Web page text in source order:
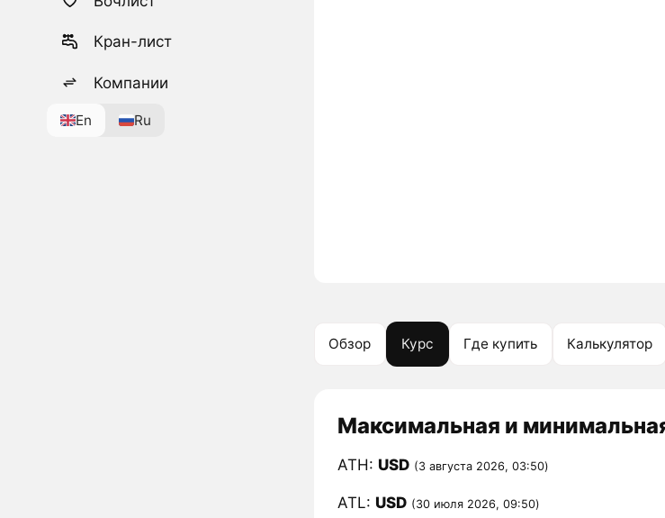
Кран-лист
Компании
En Ru
Обзор Курс Где купить Калькулятор
Максимальная и
ATH: USD (3 августа 2026, 03:50)
ATL: USD (30 июля 2026, 09:50)